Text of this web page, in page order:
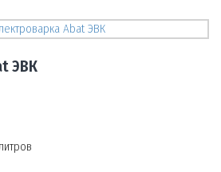
ЭВК